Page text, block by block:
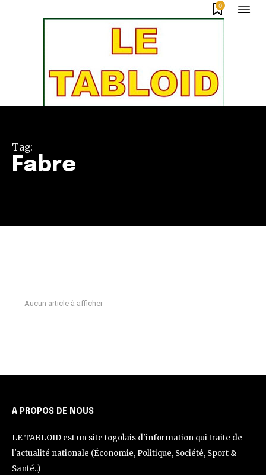
0
Tag:
Fabre
Aucun article à afficher
A PROPOS DE NOUS
LE TABLOID est un site togolais d'information qui traite de
l'actualité nationale (Économie, Politique, Société, Sport &
Santé..)